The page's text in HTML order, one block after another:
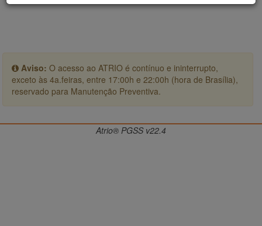
Aviso: O acesso ao ATRIO é contínuo e ininterrupto,
exceto às 4a.feiras, entre 17:00h e 22:00h (hora de Brasília),
reservado para Manutenção Preventiva.
Atrio® PGSS v22.4